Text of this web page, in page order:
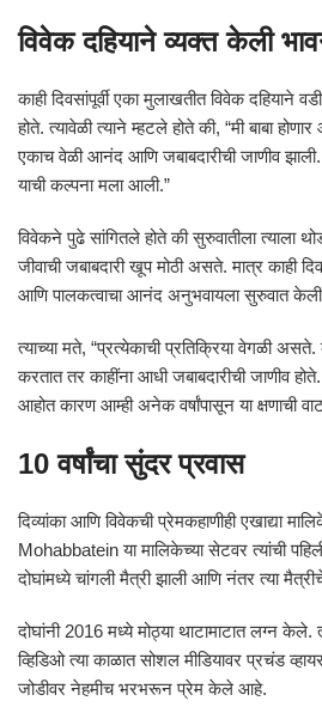
विवेक दहियाने व्यक्त केली
काही दिवसांपूर्वी एका मुलाखतीत विवेक दहियाने
होते. त्यावेळी त्याने म्हटले होते की, “मी बाबा
एकाच वेळी आनंद आणि जबाबदारीची जाणीव
याची कल्पना मला आली.”
विवेकने पुढे सांगितले होते की सुरुवातीला त्याला
जीवाची जबाबदारी खूप मोठी असते. मात्र काही
आणि पालकत्वाचा आनंद अनुभवायला सुरुवात
त्याच्या मते, “प्रत्येकाची प्रतिक्रिया वेगळी
करतात तर काहींना आधी जबाबदारीची जाणीव
आहोत कारण आम्ही अनेक वर्षांपासून या क्षणाची वाट
10 वर्षांचा सुंदर प्रवास
दिव्यांका आणि विवेकची प्रेमकहाणीही एखाद्या
Mohabbateinया मालिकेच्या सेटवर त्यांची
दोघांमध्ये चांगली मैत्री झाली आणि नंतर त्या
दोघांनी 2016 मध्ये मोठ्या थाटामाटात लग्न केले.
व्हिडिओ त्या काळात सोशल मीडियावर प्रचंड
जोडीवर नेहमीच भरभरून प्रेम केले आहे.